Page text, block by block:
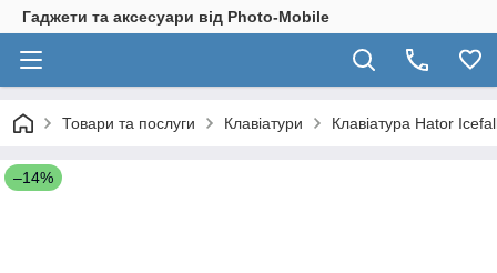
Гаджети та аксесуари від Photo-Mobile
Товари та послуги Клавіатури Клавіатура Hator
–14%